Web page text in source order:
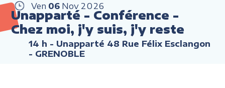
Ven 06 Nov 2026
Unapparté - Conférence -
Chez moi, j'y suis, j'y reste
14 h - Unapparté 48 Rue Félix Esclangon
- GRENOBLE